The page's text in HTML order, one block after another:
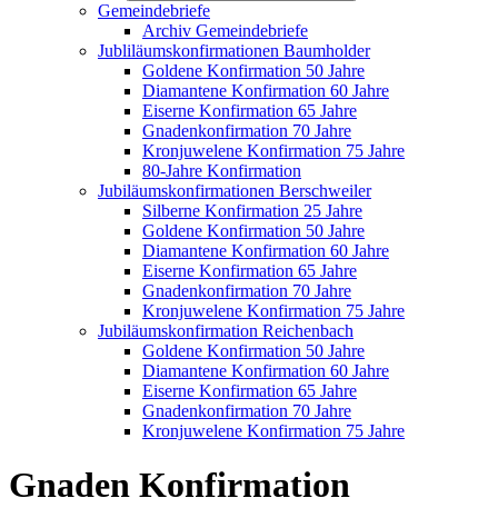
Gemeindebriefe
Archiv Gemeindebriefe
Jubliläumskonfirmationen Baumholder
Goldene Konfirmation 50 Jahre
Diamantene Konfirmation 60 Jahre
Eiserne Konfirmation 65 Jahre
Gnadenkonfirmation 70 Jahre
Kronjuwelene Konfirmation 75 Jahre
80-Jahre Konfirmation
Jubiläumskonfirmationen Berschweiler
Silberne Konfirmation 25 Jahre
Goldene Konfirmation 50 Jahre
Diamantene Konfirmation 60 Jahre
Eiserne Konfirmation 65 Jahre
Gnadenkonfirmation 70 Jahre
Kronjuwelene Konfirmation 75 Jahre
Jubiläumskonfirmation Reichenbach
Goldene Konfirmation 50 Jahre
Diamantene Konfirmation 60 Jahre
Eiserne Konfirmation 65 Jahre
Gnadenkonfirmation 70 Jahre
Kronjuwelene Konfirmation 75 Jahre
Gnaden Konfirmation